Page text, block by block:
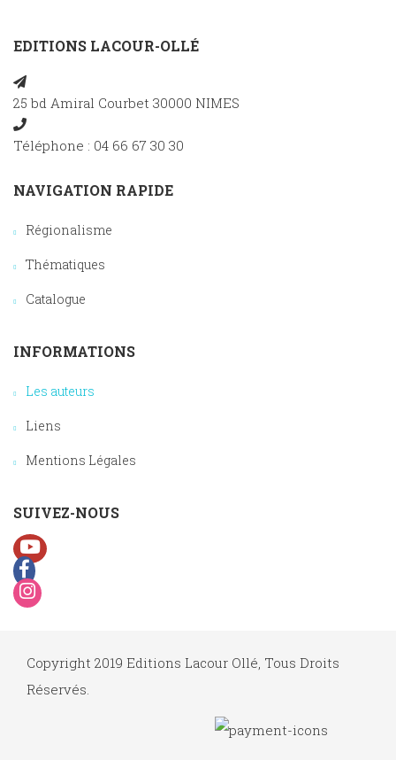
EDITIONS LACOUR-OLLÉ
25 bd Amiral Courbet 30000 NIMES
Téléphone : 04 66 67 30 30
NAVIGATION RAPIDE
Régionalisme
Thématiques
Catalogue
INFORMATIONS
Les auteurs
Liens
Mentions Légales
SUIVEZ-NOUS
Copyright 2019 Editions Lacour Ollé, Tous Droits
Réservés.